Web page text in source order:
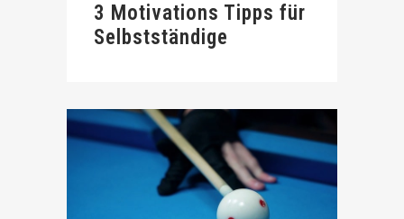
3 Motivations Tipps für
Selbstständige